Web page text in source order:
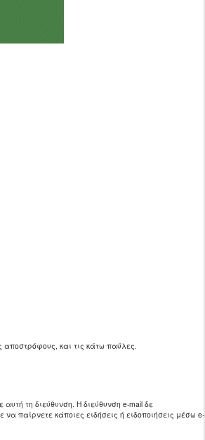
αποστρόφους, και τις κάτω παύλες.
τη διεύθυνση. Η διεύθυνση e-mail δε
παίρνετε κάποιες ειδήσεις ή ειδοποιήσεις μέσω e-